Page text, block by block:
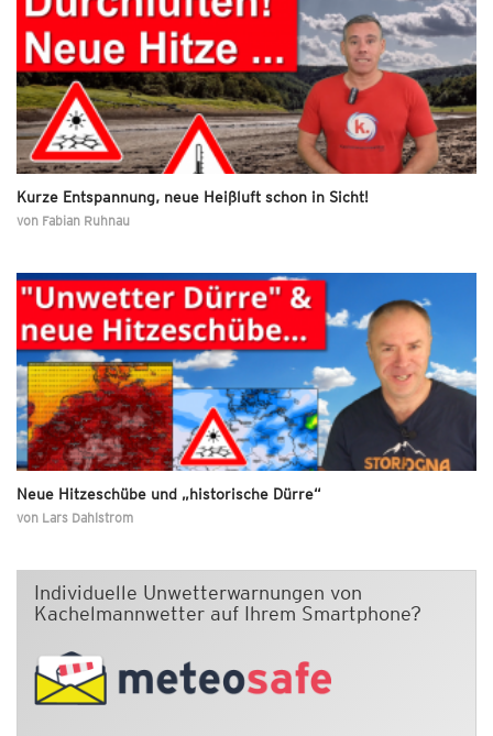
Kurze Entspannung, neue Heißluft schon in Sicht!
von Fabian Ruhnau
Neue Hitzeschübe und „historische Dürre“
von Lars Dahlstrom
Individuelle Unwetterwarnungen von
Kachelmannwetter auf Ihrem Smartphone?